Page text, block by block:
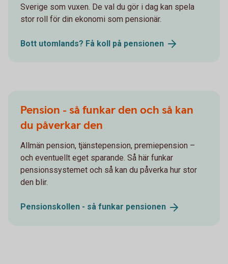
Sverige som vuxen. De val du gör i dag kan spela
stor roll för din ekonomi som pensionär.
Bott utomlands? Få koll på pensionen
Pension - så funkar den och så kan
du påverkar den
Allmän pension, tjänstepension, premiepension –
och eventuellt eget sparande. Så här funkar
pensionssystemet och så kan du påverka hur stor
den blir.
Pensionskollen - så funkar pensionen